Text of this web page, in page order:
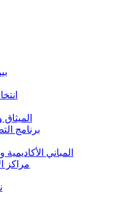
برنامج
المباني
مراكز